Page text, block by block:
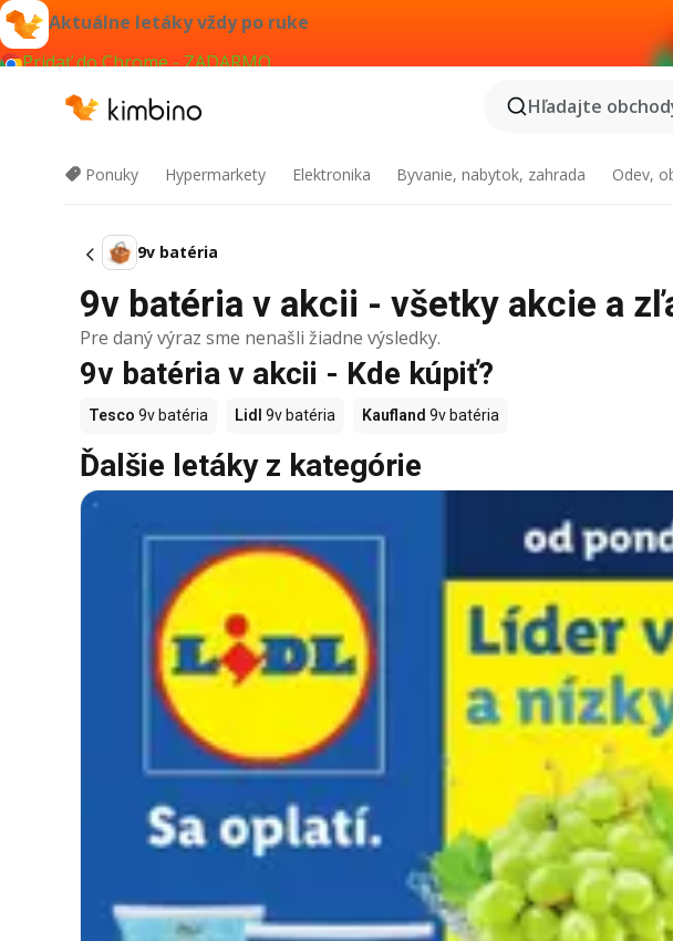
Aktuálne letáky vždy po ruke
Pridať do Chrome - ZADARMO
Hľadajte
Ponuky Hypermarkety Elektronika Byvanie, nabytok, zahrada Odev,
9v batéria
9v batéria v akcii - všetky akcie a
Pre daný výraz sme nenašli žiadne výsledky.
9v batéria v akcii - Kde kúpiť?
Tesco 9v batéria Lidl 9v batéria Kaufland 9v batéria
Ďalšie letáky z kategórie